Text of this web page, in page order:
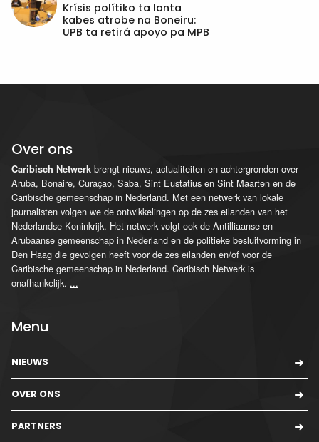
Krísis polítiko ta lanta
kabes atrobe na Boneiru:
UPB ta retirá apoyo pa MPB
Over ons
Caribisch Netwerk brengt nieuws, actualiteiten en achtergronden over
Aruba, Bonaire, Curaçao, Saba, Sint Eustatius en Sint Maarten en de
Caribische gemeenschap in Nederland. Met een netwerk van lokale
journalisten volgen we de ontwikkelingen op de zes eilanden van het
Nederlandse Koninkrijk. Het netwerk volgt ook de Antilliaanse en
Arubaanse gemeenschap in Nederland en de politieke besluitvorming in
Den Haag die gevolgen heeft voor de zes eilanden en/of voor de
Caribische gemeenschap in Nederland. Caribisch Netwerk is
onafhankelijk. ...
Menu
NIEUWS
OVER ONS
PARTNERS